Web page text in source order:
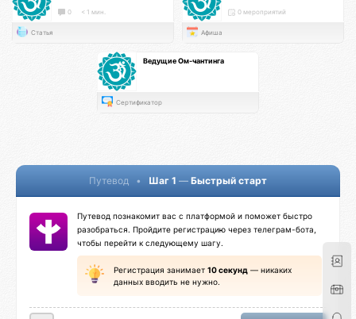
0 < 1 мин.
Статья
0 мероприятий
Афиша
Ведущие Ом-чантинга
Сертификатор
Путевод • Шаг 1 — Быстрый старт
Путевод познакомит вас с платформой и поможет быстро
разобраться. Пройдите регистрацию через телеграм-бота,
чтобы перейти к следующему шагу.
Регистрация занимает 10 секунд — никаких
данных вводить не нужно.